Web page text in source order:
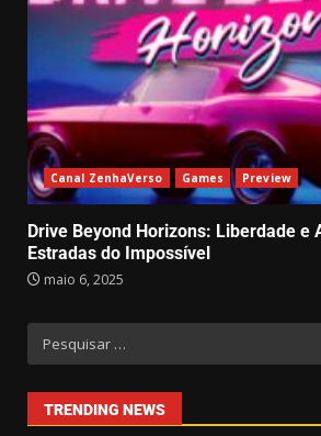
Canal ZenhaVerso Games Preview
Drive Beyond Horizons: Liberdade e
Estradas do Impossível
maio 6, 2025
TRENDING NEWS
My Little Puppy:
aquece o coração
do valor da amizade
abril 14, 2025
7
GTA 6 surpreende
jogável – Mas só
1 junho 4, 2025